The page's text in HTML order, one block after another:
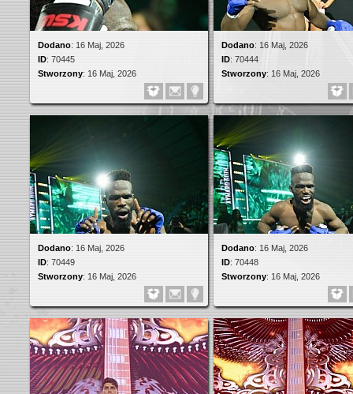
Dodano: 16 Maj, 2026
ID: 70444
Stworzony: 16 Maj, 2026
Dodano: 16 Maj, 2026
ID: 70445
Stworzony: 16 Maj, 2026
Dodano: 16 Maj, 2026
ID: 70448
Stworzony: 16 Maj, 2026
Dodano: 16 Maj, 2026
ID: 70449
Stworzony: 16 Maj, 2026